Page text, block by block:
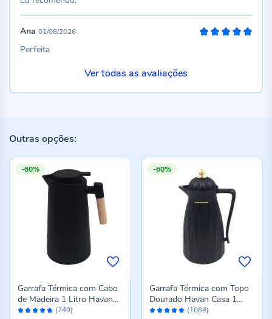
Ana 01/08/2026
Perfeita
Ver todas as avaliações
Outras opções:
-60%
Avaliação: (749)
Garrafa Térmica com Cabo
de Madeira 1 Litro Havan
Casa - Preto
-60%
Avaliação: (1064)
Garrafa Térmica com Topo
Dourado Havan Casa 1
Litro - Preto